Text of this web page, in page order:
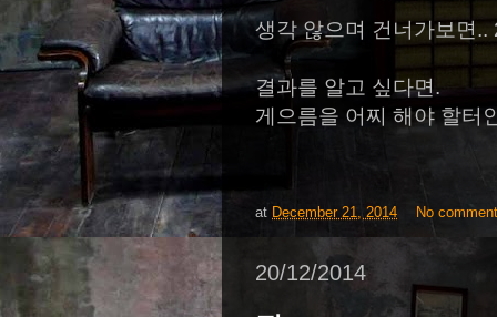
생각 않으며 건너가보면..
결과를 알고 싶다면.
게으름을 어찌 해야 할터
at December 21, 2014 No
20/12/2014